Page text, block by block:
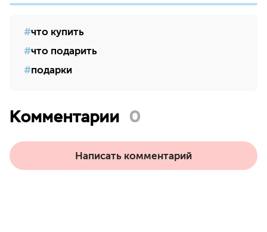
что купить
что подарить
подарки
Комментарии 0
Написать комментарий